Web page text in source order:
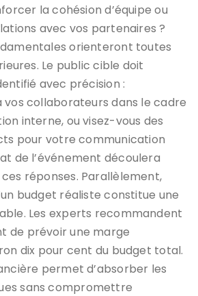
la cohésion d’équipe ou
avec vos partenaires ?
orienteront toutes
Le public cible doit
avec précision :
vos collaborateurs dans le cadre
interne, ou visez-vous des
pour votre communication
de l’événement découlera
réponses. Parallèlement,
budget réaliste constitue une
Les experts recommandent
de prévoir une marge
dix pour cent du budget total.
permet d’absorber les
sans compromettre